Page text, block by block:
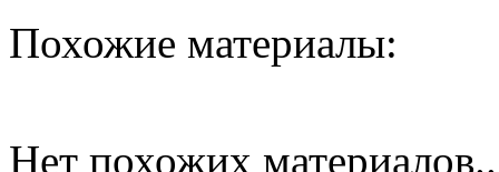
Похожие материалы:
Нет похожих